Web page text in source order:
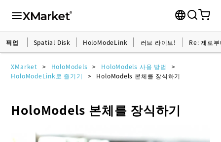
픽업 Spatial Disk HoloModeLink 러브 라이브! Re: 제로
XMarket HoloModels
HoloModels 사용 방법
HoloModeLink로 즐기기
HoloModels 본체를 장식하기
HoloModels 본체를 장식하기